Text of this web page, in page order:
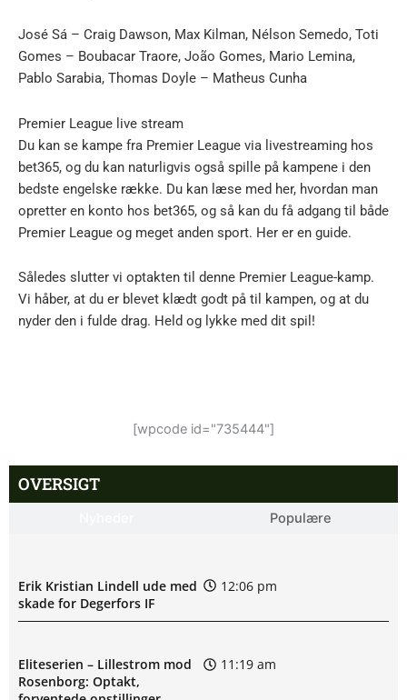
José Sá – Craig Dawson, Max Kilman, Nélson Semedo, Toti
Gomes – Boubacar Traore, João Gomes, Mario Lemina,
Pablo Sarabia, Thomas Doyle – Matheus Cunha
Premier League live stream
Du kan se kampe fra Premier League via livestreaming hos
bet365, og du kan naturligvis også spille på kampene i den
bedste engelske række. Du kan læse med her, hvordan man
opretter en konto hos bet365, og så kan du få adgang til både
Premier League og meget anden sport. Her er en guide.
Således slutter vi optakten til denne Premier League-kamp.
Vi håber, at du er blevet klædt godt på til kampen, og at du
nyder den i fulde drag. Held og lykke med dit spil!
[wpcode id="735444"]
OVERSIGT
Populære
Erik Kristian Lindell ude med
skade for Degerfors IF
12:06 pm
Eliteserien – Lillestrom mod
Rosenborg: Optakt,
11:19 am